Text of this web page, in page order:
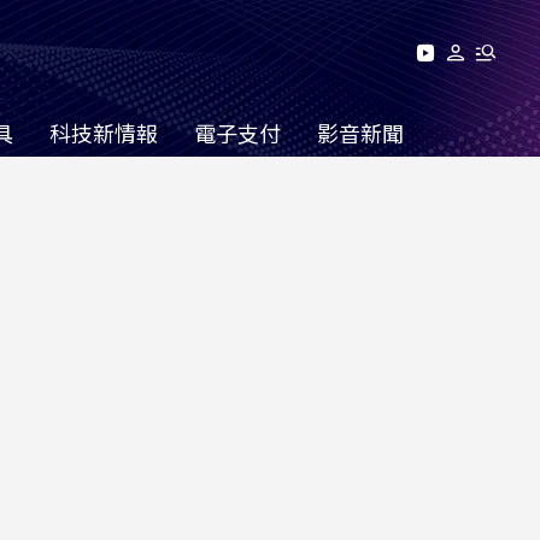
科技新情報 電子支付 影音新聞